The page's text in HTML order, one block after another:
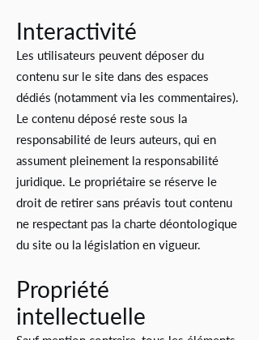
Interactivité
Les utilisateurs peuvent déposer du
contenu sur le site dans des espaces
dédiés (notamment via les commentaires).
Le contenu déposé reste sous la
responsabilité de leurs auteurs, qui en
assument pleinement la responsabilité
juridique. Le propriétaire se réserve le
droit de retirer sans préavis tout contenu
ne respectant pas la charte déontologique
du site ou la législation en vigueur.
Propriété
intellectuelle